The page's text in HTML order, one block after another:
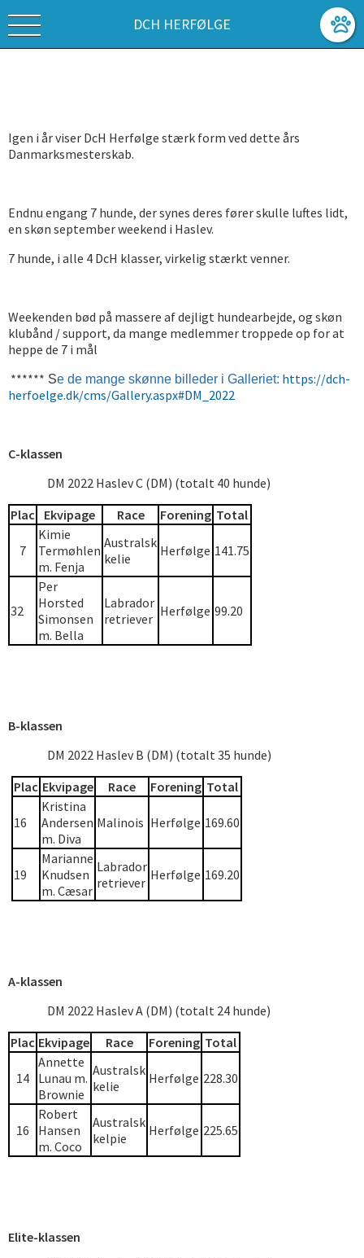
DCH HERFØLGE
Igen i år viser DcH Herfølge stærk form ved dette års
Danmarksmesterskab.
Endnu engang 7 hunde, der synes deres fører skulle luftes lidt,
en skøn september weekend i Haslev.
7 hunde, i alle 4 DcH klasser, virkelig stærkt venner.
Weekenden bød på massere af dejligt hundearbejde, og skøn
klubånd / support, da mange medlemmer troppede op for at
heppe de 7 i mål
****** Se de mange skønne billeder i Galleriet: https://dch-
herfoelge.dk/cms/Gallery.aspx#DM_2022
C-klassen
DM 2022 Haslev C (DM) (totalt 40 hunde)
Plac
Ekvipage Race Forening Total
7
Kimie
Termøhlen
m. Fenja
Australsk
kelie
Herfølge 141.75
32
Per
Horsted
Simonsen
m. Bella
Labrador
retriever Herfølge 99.20
B-klassen
DM 2022 Haslev B (DM) (totalt 35 hunde)
Plac Ekvipage Race Forening Total
16
Kristina
Andersen
m. Diva
Malinois Herfølge 169.60
19
Marianne
Knudsen
m. Cæsar
Labrador
retriever Herfølge 169.20
A-klassen
DM 2022 Haslev A (DM) (totalt 24 hunde)
Plac Ekvipage Race Forening Total
14
Annette
Lunau m.
Brownie
Australsk
kelie
Herfølge 228.30
16
Robert
Hansen
m. Coco
Australsk
kelpie
Herfølge 225.65
Elite-klassen